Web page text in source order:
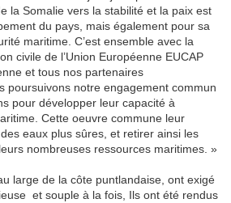
la Somalie vers la stabilité et la paix est
du pays, mais également pour sa
maritime. C’est ensemble avec la
civile de l’Union Européenne EUCAP
et tous nos partenaires
poursuivons notre engagement commun
pour développer leur capacité à
Cette oeuvre commune leur
eaux plus sûres, et retirer ainsi les
nombreuses ressources maritimes. »
large de la côte puntlandaise, ont exigé
et souple à la fois, Ils ont été rendus